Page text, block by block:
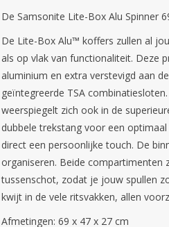
De Samsonite Lite-Box Alu Spinner
De Lite-Box Alu™ koffers zullen al
als op vlak van functionaliteit. Deze
aluminium en extra verstevigd aan
geïntegreerde TSA
weerspiegelt zich ook in de
dubbele trekstang voor een
direct een persoonlijke touch. De
organiseren. Beide compartimenten
tussenschot, zodat je jouw spullen
kwijt in de vele ritsvakken, allen
Afmetingen: 69 x 47 x 27 cm